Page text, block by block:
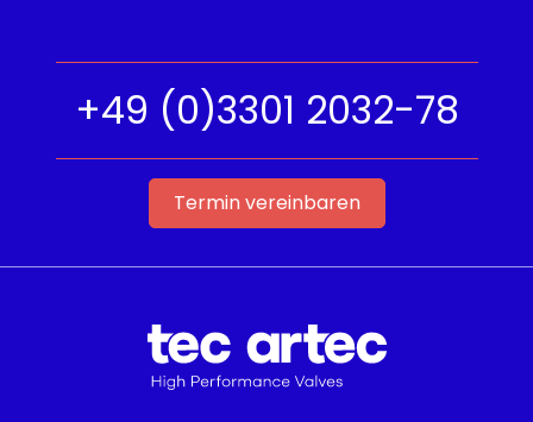
+49 (0)3301 2032-78
Termin vereinbaren